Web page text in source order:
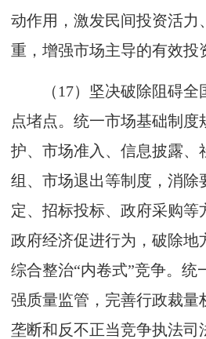
动作用，激发民间投资活力
重，增强市场主导的有效投
（17）坚决破除阻碍全
点堵点。统一市场基础制度
护、市场准入、信息披露、
组、市场退出等制度，消除
定、招标投标、政府采购等
政府经济促进行为，破除地
综合整治“内卷式”竞争。统
强质量监管，完善行政裁量
垄断和反不正当竞争执法司